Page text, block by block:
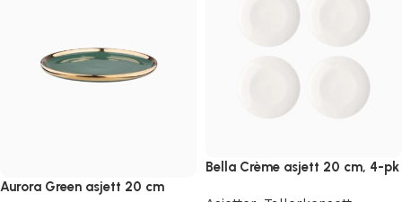
Aurora Green asjett 20 cm
Bella Crème asjett 20 cm, 4-pk